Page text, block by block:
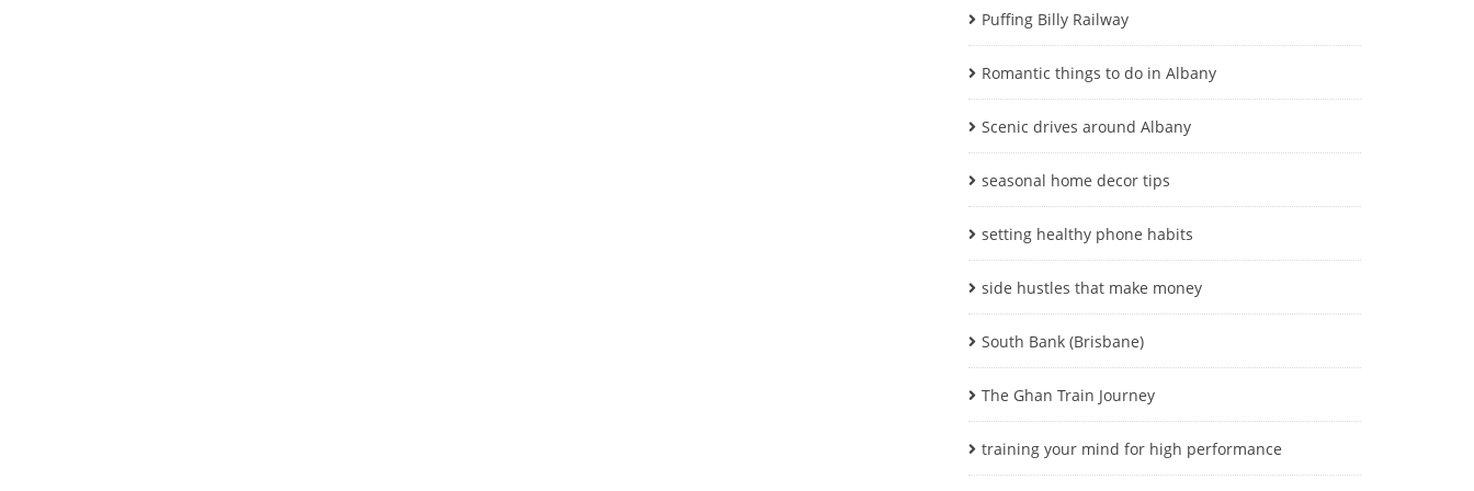
Puffing Billy Railway
Romantic things to do in Albany
Scenic drives around Albany
seasonal home decor tips
setting healthy phone habits
side hustles that make money
South Bank (Brisbane)
The Ghan Train Journey
training your mind for high performance